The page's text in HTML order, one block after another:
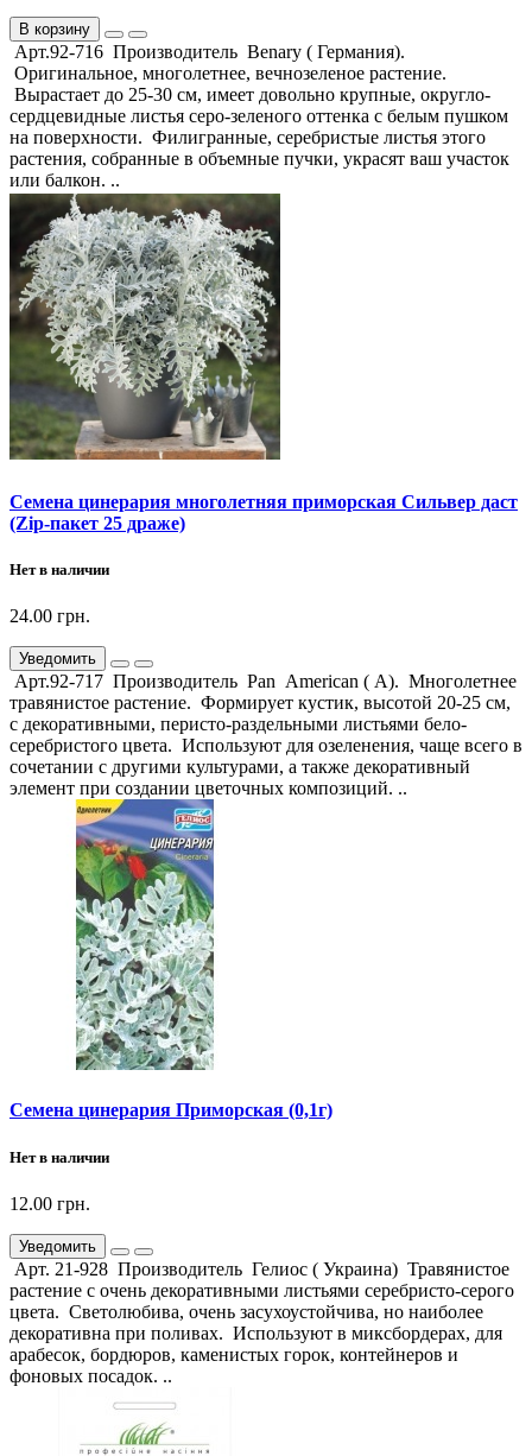
В корзину
Арт.92-716 Производитель Benary ( Германия).
Оригинальное, многолетнее, вечнозеленое растение.
Вырастает до 25-30 см, имеет довольно крупные, округло-
сердцевидные листья серо-зеленого оттенка с белым пушком
на поверхности. Филигранные, серебристые листья этого
растения, собранные в объемные пучки, украсят ваш участок
или балкон. ..
Семена цинерария многолетняя приморская Сильвер даст
(Zip-пакет 25 драже)
Нет в наличии
24.00 грн.
Уведомить
Арт.92-717 Производитель Pan American ( А). Многолетнее
травянистое растение. Формирует кустик, высотой 20-25 см,
с декоративными, перисто-раздельными листьями бело-
серебристого цвета. Используют для озеленения, чаще всего в
сочетании с другими культурами, а также декоративный
элемент при создании цветочных композиций. ..
Семена цинерария Приморская (0,1г)
Нет в наличии
12.00 грн.
Уведомить
Арт. 21-928 Производитель Гелиос ( Украина) Травянистое
растение с очень декоративными листьями серебристо-серого
цвета. Светолюбива, очень засухоустойчива, но наиболее
декоративна при поливах. Используют в миксбордерах, для
арабесок, бордюров, каменистых горок, контейнеров и
фоновых посадок. ..